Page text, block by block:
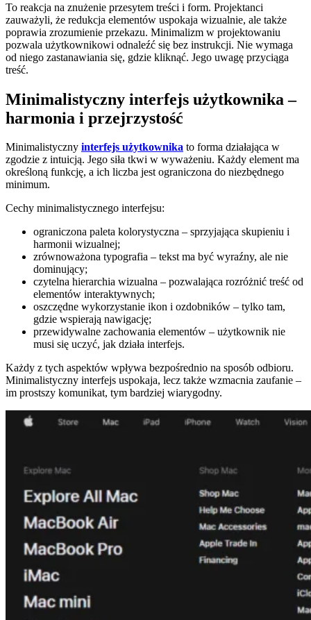
To reakcja na znużenie przesytem treści i form. Projektanci
zauważyli, że redukcja elementów uspokaja wizualnie, ale także
poprawia zrozumienie przekazu. Minimalizm w projektowaniu
pozwala użytkownikowi odnaleźć się bez instrukcji. Nie wymaga
od niego zastanawiania się, gdzie kliknąć. Jego uwagę przyciąga
treść.
Minimalistyczny interfejs użytkownika –
harmonia i przejrzystość
Minimalistyczny interfejs użytkownika to forma działająca w
zgodzie z intuicją. Jego siła tkwi w wyważeniu. Każdy element ma
określoną funkcję, a ich liczba jest ograniczona do niezbędnego
minimum.
Cechy minimalistycznego interfejsu:
ograniczona paleta kolorystyczna – sprzyjająca skupieniu i
harmonii wizualnej;
zrównoważona typografia – tekst ma być wyraźny, ale nie
dominujący;
czytelna hierarchia wizualna – pozwalająca rozróżnić treść od
elementów interaktywnych;
oszczędne wykorzystanie ikon i ozdobników – tylko tam,
gdzie wspierają nawigację;
przewidywalne zachowania elementów – użytkownik nie
musi się uczyć, jak działa interfejs.
Każdy z tych aspektów wpływa bezpośrednio na sposób odbioru.
Minimalistyczny interfejs uspokaja, lecz także wzmacnia zaufanie –
im prostszy komunikat, tym bardziej wiarygodny.